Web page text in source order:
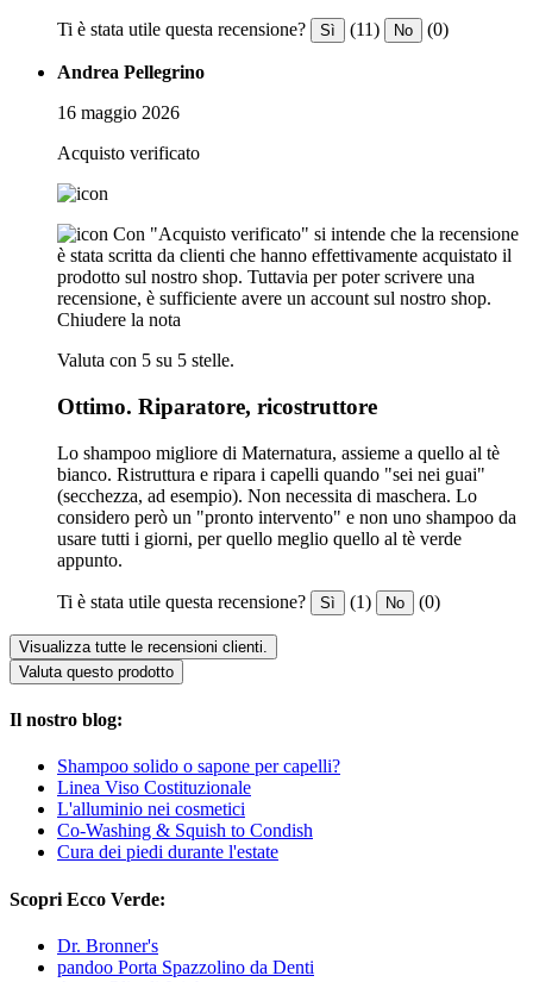
Ti è stata utile questa recensione? Sì (11) No (0)
Andrea Pellegrino
16 maggio 2026
Acquisto verificato
Con "Acquisto verificato" si intende che la recensione
è stata scritta da clienti che hanno effettivamente acquistato il
prodotto sul nostro shop. Tuttavia per poter scrivere una
recensione, è sufficiente avere un account sul nostro shop.
Chiudere la nota
Valuta con 5 su 5 stelle.
Ottimo. Riparatore, ricostruttore
Lo shampoo migliore di Maternatura, assieme a quello al tè
bianco. Ristruttura e ripara i capelli quando "sei nei guai"
(secchezza, ad esempio). Non necessita di maschera. Lo
considero però un "pronto intervento" e non uno shampoo da
usare tutti i giorni, per quello meglio quello al tè verde
appunto.
Ti è stata utile questa recensione? Sì (1) No (0)
Visualizza tutte le recensioni clienti.
Valuta questo prodotto
Il nostro blog:
Shampoo solido o sapone per capelli?
Linea Viso Costituzionale
L'alluminio nei cosmetici
Co-Washing & Squish to Condish
Cura dei piedi durante l'estate
Scopri Ecco Verde:
Dr. Bronner's
pandoo Porta Spazzolino da Denti